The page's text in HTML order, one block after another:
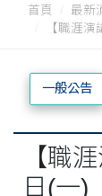
首頁 最新
【職涯
一般公告
【職
日(一)